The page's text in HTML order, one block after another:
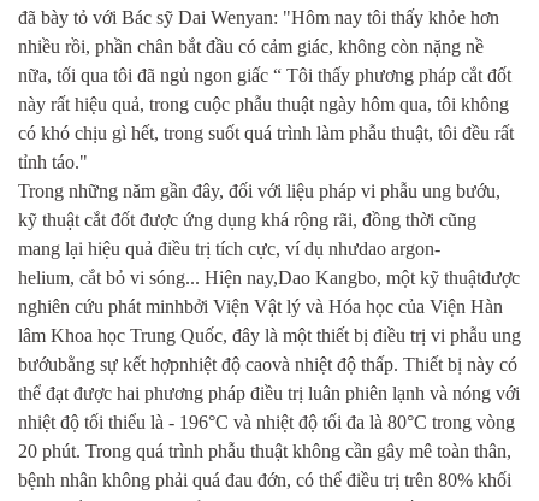
đã bày tỏ với Bác sỹ Dai Wenyan: "Hôm nay tôi thấy khỏe hơn
nhiều rồi, phần chân bắt đầu có cảm giác, không còn nặng nề
nữa, tối qua tôi đã ngủ ngon giấc “ Tôi thấy phương pháp cắt đốt
này rất hiệu quả, trong cuộc phẫu thuật ngày hôm qua, tôi không
có khó chịu gì hết, trong suốt quá trình làm phẫu thuật, tôi đều rất
tỉnh táo."
Trong những năm gần đây, đối với liệu pháp vi phẫu ung bướu,
kỹ thuật cắt đốt được ứng dụng khá rộng rãi, đồng thời cũng
mang lại hiệu quả điều trị tích cực, ví dụ nhưdao argon-
helium, cắt bỏ vi sóng... Hiện nay,Dao Kangbo, một kỹ thuậtđược
nghiên cứu phát minhbởi Viện Vật lý và Hóa học của Viện Hàn
lâm Khoa học Trung Quốc, đây là một thiết bị điều trị vi phẫu ung
bướubằng sự kết hợpnhiệt độ caovà nhiệt độ thấp. Thiết bị này có
thể đạt được hai phương pháp điều trị luân phiên lạnh và nóng với
nhiệt độ tối thiểu là - 196°C và nhiệt độ tối đa là 80°C trong vòng
20 phút. Trong quá trình phẫu thuật không cần gây mê toàn thân,
bệnh nhân không phải quá đau đớn, có thể điều trị trên 80% khối